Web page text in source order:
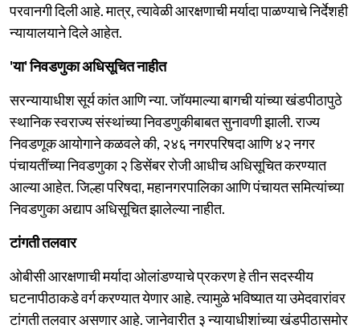
परवानगी दिली आहे. मात्र, त्यावेळी आरक्षणाची मर्यादा पाळण्याचे निर्देशही
न्यायालयाने दिले आहेत.
'या' निवडणुका अधिसूचित नाहीत
सरन्यायाधीश सूर्य कांत आणि न्या. जॉयमाल्या बागची यांच्या खंडपीठापुठे
स्थानिक स्वराज्य संस्थांच्या निवडणुकीबाबत सुनावणी झाली. राज्य
निवडणूक आयोगाने कळवले की, २४६ नगरपरिषदा आणि ४२ नगर
पंचायतींच्या निवडणुका २ डिसेंबर रोजी आधीच अधिसूचित करण्यात
आल्या आहेत. जिल्हा परिषदा, महानगरपालिका आणि पंचायत समित्यांच्या
निवडणुका अद्याप अधिसूचित झालेल्या नाहीत.
टांगती तलवार
ओबीसी आरक्षणाची मर्यादा ओलांडण्याचे प्रकरण हे तीन सदस्यीय
घटनापीठाकडे वर्ग करण्यात येणार आहे. त्यामुळे भविष्यात या उमेदवारांवर
टांगती तलवार असणार आहे. जानेवारीत ३ न्यायाधीशांच्या खंडपीठासमोर